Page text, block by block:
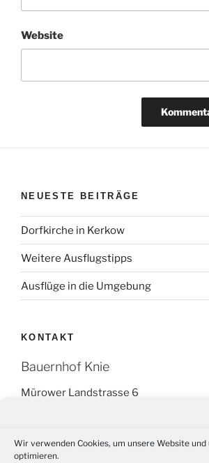
Wir verwenden Cookies, um unsere Website und
optimieren.
Website
NEUESTE BEITRÄGE
Dorfkirche in Kerkow
Weitere Ausflugstipps
Ausflüge in die Umgebung
KONTAKT
Bauernhof Knie
Mürower Landstrasse 6
Tel.: +49 (0) 151 266 595 14
Fax: (03331) 29 87 88